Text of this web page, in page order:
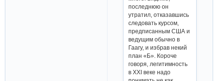
последнюю он
утратил, отказавшись
следовать курсом,
предписанным США и
ведущим обычно в
Гаагу, и избрав некий
план «Б». Короче
говоря, легитимность
в XXI веке надо